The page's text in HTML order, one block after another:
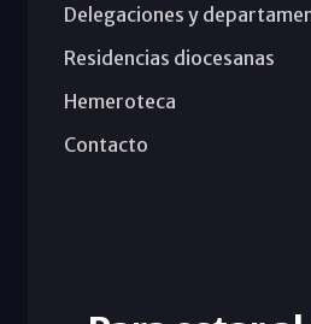
Delegaciones y
Residencias diocesanas
Hemeroteca
Contacto